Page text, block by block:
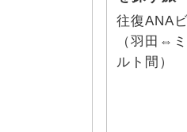
往復ANA
（羽田⇔
ルト間）